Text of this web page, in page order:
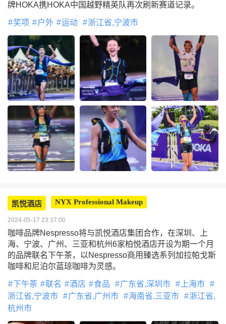
牌HOKA携HOKA中国越野精英队再次刷新赛道记录。
奖项 户外 运动 浙江省,宁波市
凯悦酒店 NYX Professional Makeup
2024-05-17 23:37:00
咖啡品牌Nespresso将与凯悦酒店集团合作，在深圳、上
海、宁波、广州、三亚和杭州6家柏悦酒店开设为期一个月
的品牌联名下午茶，以Nespresso商用臻选系列加拉帕戈斯
咖啡和尼泊尔蓝琼咖啡为灵感。
下午茶 联名 酒店 食品 广东省,深圳市
上海市
浙江省,宁波市
广东省,广州市 海南省,三亚市
浙江省,
杭州市